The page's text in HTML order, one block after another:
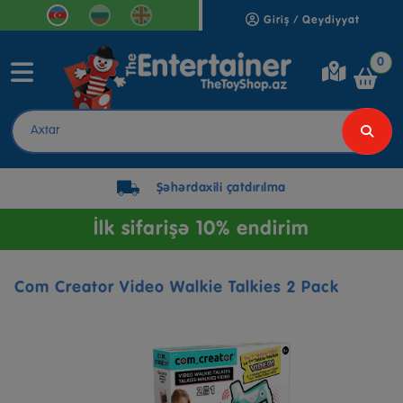
Giriş / Qeydiyyat
0
Şəhərdaxili çatdırılma
İlk sifarişə 10% endirim
Com Creator Video Walkie Talkies 2 Pack